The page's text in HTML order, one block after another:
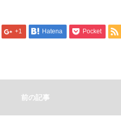
+1 Hatena Pocket
前の記事